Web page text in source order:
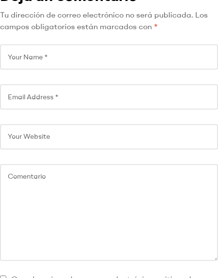
Tu dirección de correo electrónico no será publicada. Los
campos obligatorios están marcados con *